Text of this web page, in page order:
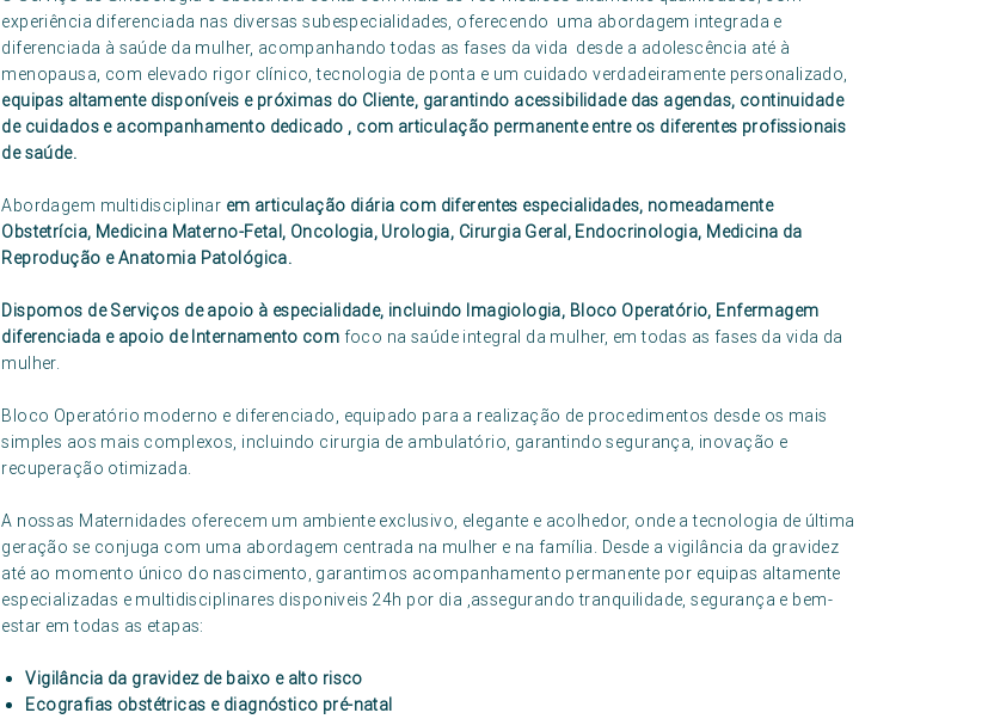
experiência diferenciada nas diversas subespecialidades, oferecendo uma abordagem integrada e
diferenciada à saúde da mulher, acompanhando todas as fases da vida desde a adolescência até à
menopausa, com elevado rigor clínico, tecnologia de ponta e um cuidado verdadeiramente personalizado,
equipas altamente disponíveis e próximas do Cliente, garantindo acessibilidade das agendas, continuidade
de cuidados e acompanhamento dedicado , com articulação permanente entre os diferentes profissionais
de saúde.
Abordagem multidisciplinar em articulação diária com diferentes especialidades, nomeadamente
Obstetrícia, Medicina Materno-Fetal, Oncologia, Urologia, Cirurgia Geral, Endocrinologia, Medicina da
Reprodução e Anatomia Patológica.
Dispomos de Serviços de apoio à especialidade, incluindo Imagiologia, Bloco Operatório, Enfermagem
diferenciada e apoio de Internamento com foco na saúde integral da mulher, em todas as fases da vida da
mulher.
Bloco Operatório moderno e diferenciado, equipado para a realização de procedimentos desde os mais
simples aos mais complexos, incluindo cirurgia de ambulatório, garantindo segurança, inovação e
recuperação otimizada.
A nossas Maternidades oferecem um ambiente exclusivo, elegante e acolhedor, onde a tecnologia de última
geração se conjuga com uma abordagem centrada na mulher e na família. Desde a vigilância da gravidez
até ao momento único do nascimento, garantimos acompanhamento permanente por equipas altamente
especializadas e multidisciplinares disponiveis 24h por dia ,assegurando tranquilidade, segurança e bem-
estar em todas as etapas:
Vigilância da gravidez de baixo e alto risco
Ecografias obstétricas e diagnóstico pré-natal